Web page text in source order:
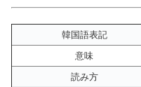
韓国語表記
意味
読み方